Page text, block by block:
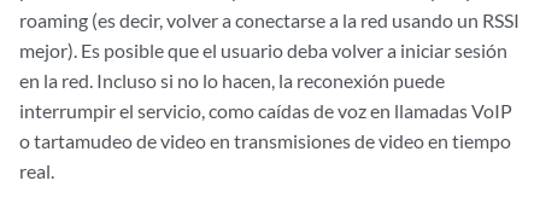
roaming (es decir, volver a conectarse a la red usando un RSSI
mejor). Es posible que el usuario deba volver a iniciar sesión
en la red. Incluso si no lo hacen, la reconexión puede
interrumpir el servicio, como caídas de voz en llamadas VoIP
o tartamudeo de video en transmisiones de video en tiempo
real.